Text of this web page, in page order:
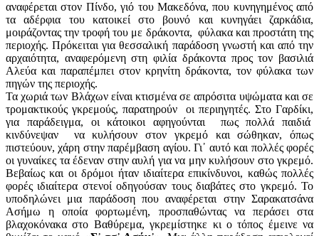
αναφέρεται στον Πίνδο, γιό του Μακεδόνα, που κυνηγημένος από
τα αδέρφια του κατοικεί στο βουνό και κυνηγάει ζαρκάδια,
μοιράζοντας την τροφή του με δράκοντα, φύλακα και προστάτη της
περιοχής. Πρόκειται για θεσσαλική παράδοση γνωστή και από την
αρχαιότητα, αναφερόμενη στη φιλία δράκοντα προς τον βασιλιά
Αλεύα και παραπέμπει στον κρηνίτη δράκοντα, τον φύλακα των
πηγών της περιοχής.
Τα χωριά των Βλάχων είναι κτισμένα σε απρόσιτα υψώματα και σε
τρομακτικούς γκρεμούς, παρατηρούν οι περιηγητές. Στο Γαρδίκι,
για παράδειγμα, οι κάτοικοι αφηγούνται πως πολλά παιδιά
κινδύνεψαν να κυλήσουν στον γκρεμό και σώθηκαν, όπως
πιστεύουν, χάρη στην παρέμβαση αγίου. Γι᾽ αυτό και πολλές φορές
οι γυναίκες τα έδεναν στην αυλή για να μην κυλήσουν στο γκρεμό.
Βεβαίως και οι δρόμοι ήταν ιδιαίτερα επικίνδυνοι, καθώς πολλές
φορές ιδιαίτερα στενοί οδηγούσαν τους διαβάτες στο γκρεμό. Το
υποδηλώνει μια παράδοση που αναφέρεται στην Σαρακατσάνα
Ασήμω η οποία φορτωμένη, προσπαθώντας να περάσει στα
βλαχοκόνακα στο Βαθύρεμα, γκρεμίστηκε κι ο τόπος έμεινε να